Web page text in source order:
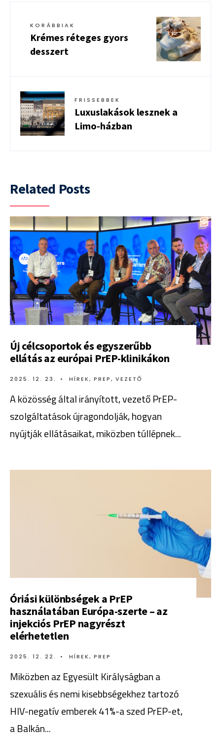
KORÁBBIAK
Krémes réteges gyors
desszert
FRISSEBBEK
Luxuslakások lesznek a
Limo-házban
Related Posts
Új célcsoportok és egyszerűbb
ellátás az európai PrEP-klinikákon
2025. 12. 23. • HÍREK, PREP, VEZETŐ
A közösség által irányított, vezető PrEP-
szolgáltatások újragondolják, hogyan
nyújtják ellátásaikat, miközben túllépnek...
Óriási különbségek a PrEP
használatában Európa-szerte – az
injekciós PrEP nagyrészt
elérhetetlen
2025. 12. 22. • HÍREK, PREP
Miközben az Egyesült Királyságban a
szexuális és nemi kisebbségekhez tartozó
HIV-negatív emberek 41%-a szed PrEP-et,
a Balkán...